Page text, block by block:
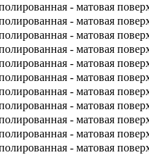
- матовая
- матовая
- матовая
- матовая
- матовая
- матовая
- матовая
- матовая
- матовая
- матовая
- матовая